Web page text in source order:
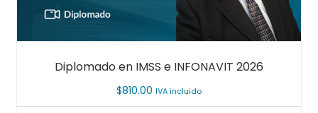
Diplomado en IMSS e INFONAVIT 2026
$810.00 IVA incluido